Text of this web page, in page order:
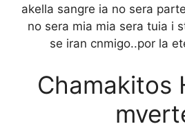
akella sangre ia no sera
no sera mia mia sera tuia i
se iran cnmigo..por la
Chamakitos